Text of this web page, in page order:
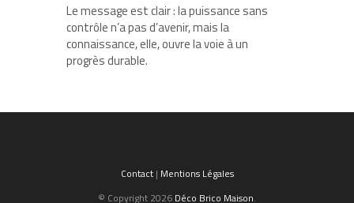
Le message est clair : la puissance sans
contrôle n’a pas d’avenir, mais la
connaissance, elle, ouvre la voie à un
progrès durable.
Contact| Mentions Légales
© Copyright 2026 Déco Brico Maison.